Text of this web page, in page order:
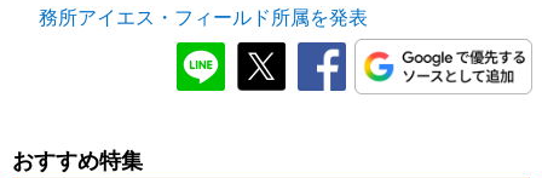
務所アイエス・フィールド所属を発表
おすすめ特集